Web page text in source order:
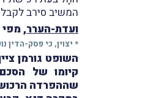
המשיב סירב
ועדת-הערר, מפי
* יצוין, כי פסק-הדין
השופט גורמן
קיומו של
שההפרדה